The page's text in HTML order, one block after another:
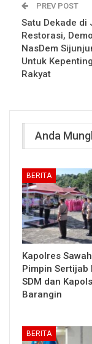
PREV POST
Satu Dekade di
Restorasi,
NasDem
Untuk
Rakyat
Anda
BERITA
Kapolres
Pimpin Sertijab
SDM dan
Barangin
BERITA